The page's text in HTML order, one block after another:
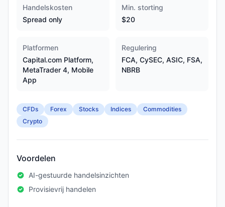
Handelskosten
Spread only
Min. storting
$20
Platformen
Capital.com Platform,
MetaTrader 4, Mobile
App
Regulering
FCA, CySEC, ASIC, FSA,
NBRB
CFDs Forex Stocks Indices
Commodities
Crypto
Voordelen
AI-gestuurde handelsinzichten
Provisievrij handelen